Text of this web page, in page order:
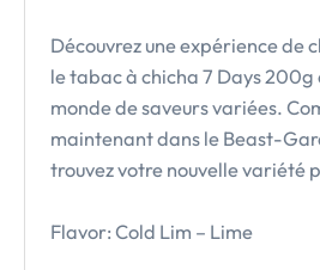
Découvrez une expérience de
le tabac à chicha 7 Days 200g
monde de saveurs variées.
maintenant dans le Beast-
trouvez votre nouvelle variété
Flavor: Cold Lim – Lime